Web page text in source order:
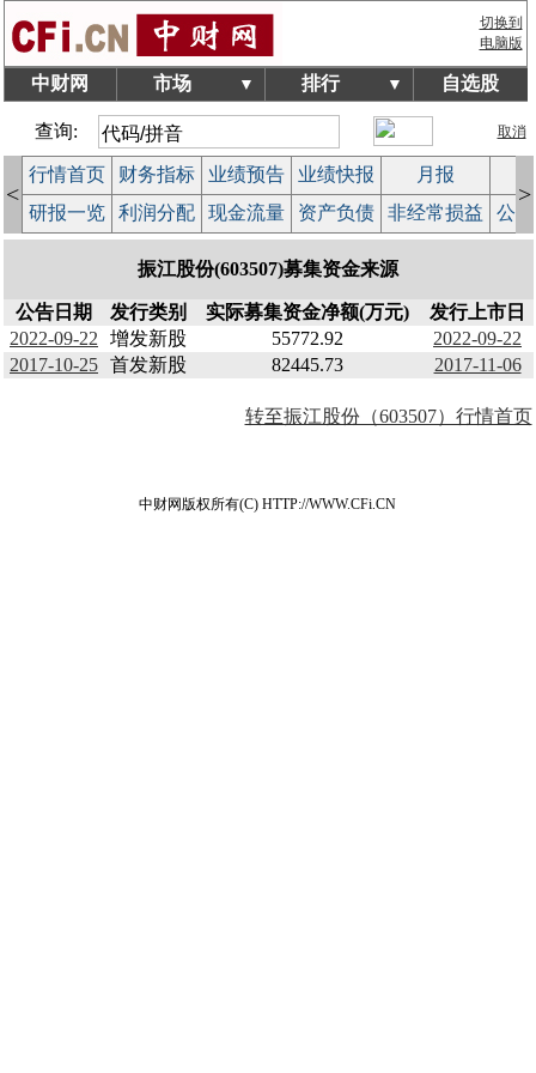
切换到
电脑版
中财网 市场 ▼ 排行 ▼ 自选股
查询: 取消
<
行情首页 财务指标 业绩预告 业绩快报 月报
研报一览
利润分配 现金流量 资产负债 非经常损益 公
>
振江股份(603507)募集资金来源
公告日期 发行类别 实际募集资金净额(万元)
发行上市日
2022-09-22
增发新股 55772.92
2022-09-22
2017-10-25 首发新股 82445.73 2017-11-06
转至振江股份（603507）行情首页
中财网版权所有(C) HTTP://WWW.CFi.CN